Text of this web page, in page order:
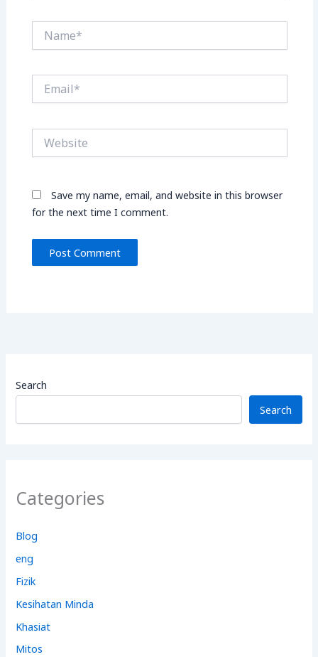
Save my name, email, and website in this browser
for the next time I comment.
Search
Search
Categories
Blog
eng
Fizik
Kesihatan Minda
Khasiat
Mitos